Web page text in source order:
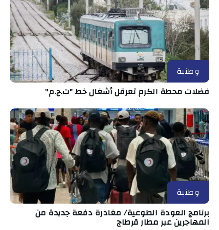
وطنية
فضلات محطة الكرم تعرقل أشغال خط "ت.ج.م"
وطنية
برنامج العودة الطوعية/ مغادرة دفعة جديدة من
المهاجرين عبر مطار قرطاج